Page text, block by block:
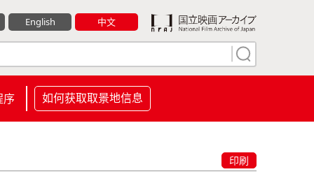
English 中文
序 如何获取取景地信息
印刷